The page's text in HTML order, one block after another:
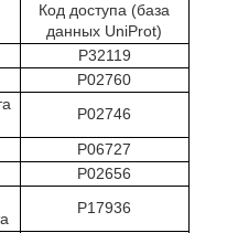
Код доступа (база
данных UniProt)
Р32119
Р02760
Р02746
Р06727
Р02656
P17936